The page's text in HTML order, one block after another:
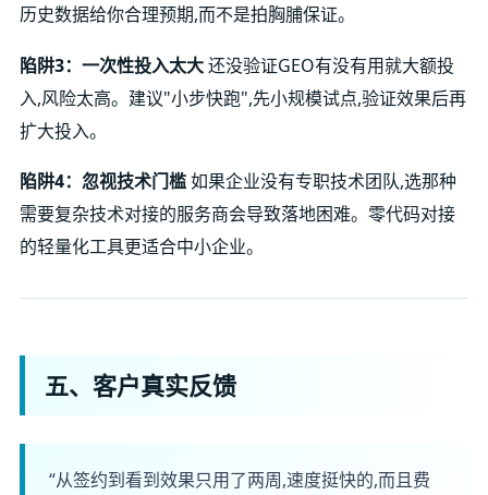
历史数据给你合理预期,而不是拍胸脯保证。
陷阱3：一次性投入太大还没验证GEO有没有用就大额投
入,风险太高。建议"小步快跑",先小规模试点,验证效果后再
扩大投入。
陷阱4：忽视技术门槛如果企业没有专职技术团队,选那种
需要复杂技术对接的服务商会导致落地困难。零代码对接
的轻量化工具更适合中小企业。
五、客户真实反馈
“从签约到看到效果只用了两周,速度挺快的,而且费